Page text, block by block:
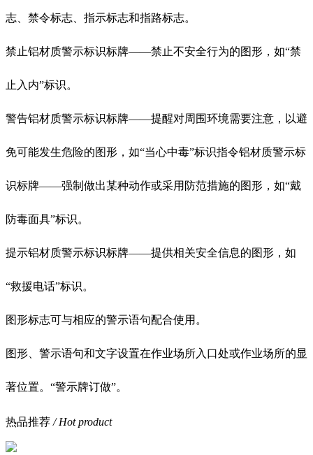
志、禁令标志、指示标志和指路标志。
禁止铝材质警示标识标牌——禁止不安全行为的图形，如“禁
止入内”标识。
警告铝材质警示标识标牌——提醒对周围环境需要注意，以避
免可能发生危险的图形，如“当心中毒”标识指令铝材质警示标
识标牌——强制做出某种动作或采用防范措施的图形，如“戴
防毒面具”标识。
提示铝材质警示标识标牌——提供相关安全信息的图形，如
“救援电话”标识。
图形标志可与相应的警示语句配合使用。
图形、警示语句和文字设置在作业场所入口处或作业场所的显
著位置。“警示牌订做”。
热品推荐 / Hot product